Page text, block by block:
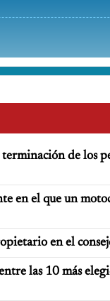
de los
en el que un
en el
las 10 más